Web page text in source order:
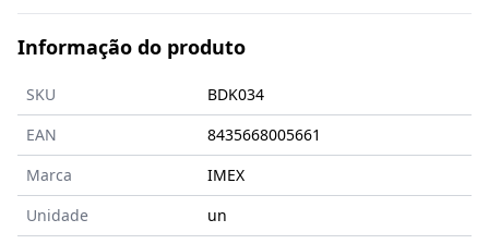
Informação do produto
SKU
BDK034
EAN
8435668005661
Marca
IMEX
Unidade
un